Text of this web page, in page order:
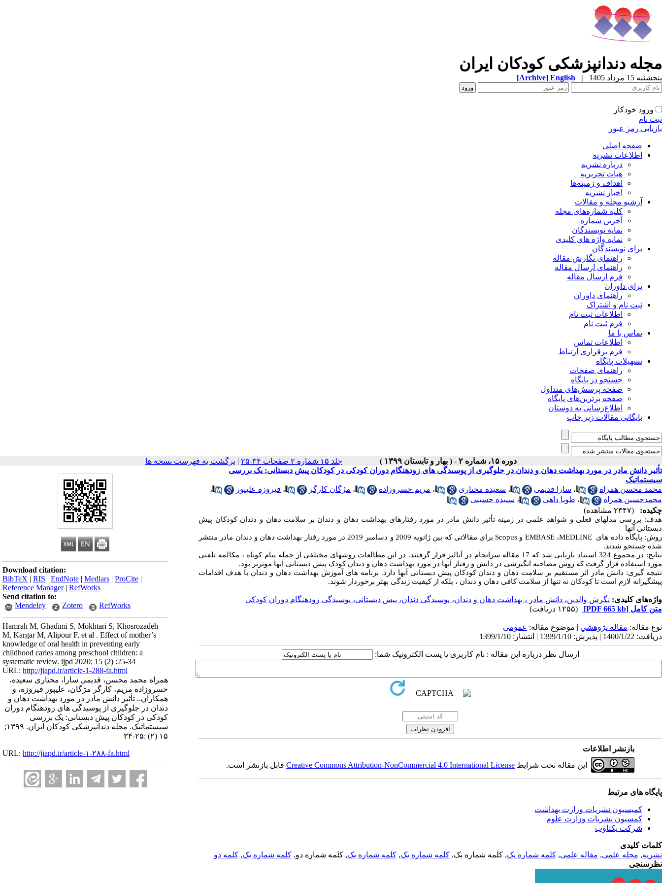
مجله دندانپزشکی کودکان ایران
پنجشنبه 15 مرداد 1405 |
English
[Archive]
ورود خودکار
ثبت نام
بازیابی رمز عبور
صفحه اصلی
اطلاعات نشریه
درباره نشریه
هیات تحریریه
اهداف و زمینه‌ها
اخبار نشریه
آرشیو مجله و مقالات
کلیه شماره‌های مجله
آخرین شماره
نمایه نویسندگان
نمایه واژه های کلیدی
برای نویسندگان
راهنمای نگارش مقاله
راهنمای ارسال مقاله
فرم ارسال مقاله
برای داوران
راهنمای داوران
ثبت نام و اشتراک
اطلاعات ثبت نام
فرم ثبت نام
تماس با ما
اطلاعات تماس
فرم برقراری ارتباط
تسهیلات پایگاه
راهنمای صفحات
جستجو در پایگاه
صفحه پرسش‌های متداول
صفحه برترین‌های پایگاه
اطلاع‌رسانی به دوستان
بایگانی مقالات زیر چاپ
دوره ۱۵، شماره ۲ - ( بهار و تابستان ۱۳۹۹ ) جلد ۱۵ شماره ۲ صفحات ۳۴-۲۵ | برگشت به فهرست نسخه ها
Download citation:
BibTeX | RIS | EndNote | Medlars | ProCite |
Reference Manager| RefWorks
Send citation to:
Mendeley
Zotero RefWorks
Hamrah M, Ghadimi S, Mokhtari S, Khosrozadeh
M, Kargar M, Alipour F, et al . Effect of mother’s
knowledge of oral health in preventing early
childhood caries among preschool children: a
systematic review. ijpd 2020; 15 (2) :25-34
URL: http://jiapd.ir/article-1-288-fa.html
همراه محمد محسن، قدیمی سارا، مختاری سعیده،
خسروزاده مریم، کارگر مژگان، علیپور فیروزه، و
همکاران.. تأثیر دانش مادر در مورد بهداشت دهان و
دندان در جلوگیری از پوسیدگی های زودهنگام دوران
کودکی در کودکان پیش دبستانی: یک بررسی
سیستماتیک. مجله دندانپزشکی کودکان ایران. ۱۳۹۹;
۱۵ (۲) :۲۵-۳۴
URL: http://jiapd.ir/article-۱-۲۸۸-fa.html
تأثیر دانش مادر در مورد بهداشت دهان و دندان در جلوگیری از پوسیدگی های زودهنگام دوران کودکی در کودکان پیش دبستانی: یک بررسی
سیستماتیک
محمد محسن همراه
، سارا قدیمی ، سعیده مختاری ، مریم خسروزاده ، مژگان کارگر ، فیروزه علیپور
،
محمدحسین همراه
، طوبا داهی ، سپیده حسینی
چکیده:
(۲۳۴۷ مشاهده)
هدف: بررسی مدلهای فعلی و شواهد علمی در زمینه تأثیر دانش مادر در مورد رفتارهای بهداشت دهان و دندان بر سلامت دهان و دندان کودکان پیش
دبستانی آنها
روش: پایگاه داده های MEDLINE،EMBASE و Scopus
برای مقالاتی که بین ژانویه 2009 و دسامبر 2019 در مورد رفتار بهداشت دهان و دندان مادر منتشر
شده جستجو شدند.
نتایج: در مجموع 324 استناد بازیابی شد که 17 مقاله سرانجام در آنالیز قرار گرفتند. در این مطالعات روشهای مختلفی از جمله پیام کوتاه ، مکالمه تلفنی
مورد استفاده قرار گرفت که روش مصاحبه انگیزشی در دانش و رفتار آنها در مورد بهداشت دهان و دندان کودک پیش دبستانی آنها موثرتر بود.
نتیجه گیری: دانش مادر اثر مستقیم بر سلامت دهان و دندان کودکان پیش دبستانی آنها دارد. برنامه های آموزش بهداشت دهان و دندان با هدف اقدامات
پیشگیرانه لازم است تا کودکان نه تنها از سلامت کافی دهان و دندان ، بلکه از کیفیت زندگی بهتر برخوردار شوند.
واژه‌های کلیدی: نگرش والدین، دانش مادر ، بهداشت دهان و دندان، پوسیدگی دندان، پیش دبستانی، پوسیدگی زودهنگام دوران کودکی
متن کامل [PDF 665 kb] (۱۲۵۵ دریافت)
نوع مقاله: مقاله پژوهشي | موضوع مقاله: عمومى
دریافت: 1400/1/22 | پذیرش: 1399/1/10 | انتشار: 1399/1/10
ارسال نظر درباره این مقاله : نام کاربری یا پست الکترونیک شما:
بازنشر اطلاعات
این مقاله تحت شرایط Creative Commons Attribution-NonCommercial 4.0 International Licenseقابل بازنشر است.
پایگاه های مرتبط
کمیسیون نشریات وزارت بهداشت
کمسیون نشریات وزارت علوم
شرکت یکتاوب
کلمات کلیدی
نشریه, مجله علمی, مقاله علمی, کلمه شماره یک, کلمه شماره یک, کلمه شماره یک, کلمه شماره یک, کلمه شماره دو, کلمه شماره یک, کلمه دو
نظرسنجی